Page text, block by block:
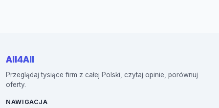
All4All
Przeglądaj tysiące firm z całej Polski, czytaj opinie, porównuj
oferty.
NAWIGACJA